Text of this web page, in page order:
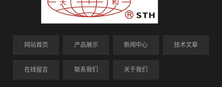
网站首页 产品展示 新闻中心 技术文章
在线留言 联系我们 关于我们